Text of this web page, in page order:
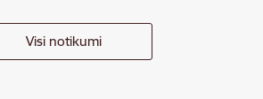
Visi notikumi